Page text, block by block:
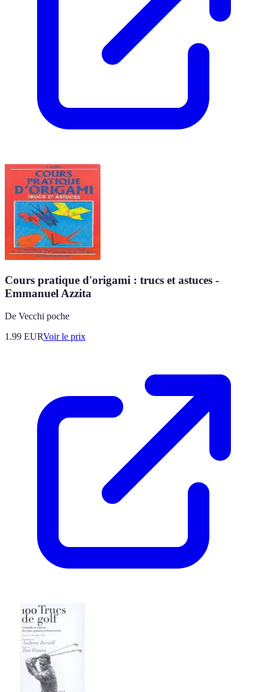
Cours pratique d'origami : trucs et astuces -
Emmanuel Azzita
De Vecchi poche
1.99 EURVoir le prix